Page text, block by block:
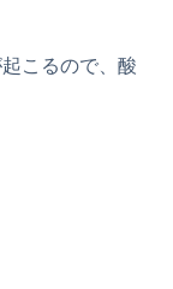
こるので、酸